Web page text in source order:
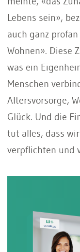
Lebens sein»,
auch ganz
Wohnen». Diese
was ein
Menschen
Altersvorsorge,
Glück. Und die
tut alles, dass
verpflichten und